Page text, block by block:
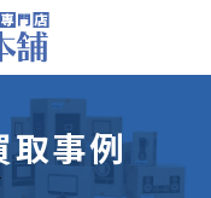
取事例